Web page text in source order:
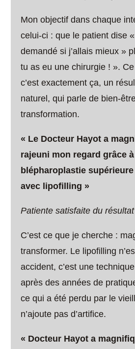
Mon objectif dans chaque
celui-ci : que le patient dise «
demandé si j’allais mieux »
tu as eu une chirurgie ! ».
c’est exactement ça, un
naturel, qui parle de bien-
transformation.
« Le Docteur Hayot a
rajeuni mon regard grâce
blépharoplastie
avec lipofilling »
Patiente satisfaite du
C’est ce que je cherche :
transformer. Le lipofilling
accident, c’est une
après des années de
ce qui a été perdu par le
n’ajoute pas d’artifice.
« Docteur Hayot a